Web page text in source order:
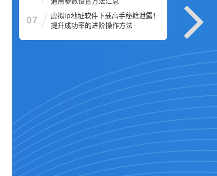
07
虚拟ip地址软件下载高手秘籍泄露！
提升成功率的进阶操作方法